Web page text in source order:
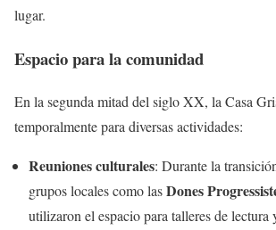
lugar.
Espacio para la comunidad
En la segunda mitad del siglo XX, la Casa
temporalmente para diversas actividades:
Reuniones culturales: Durante la
grupos locales como lasDones
utilizaron el espacio para talleres de lectura